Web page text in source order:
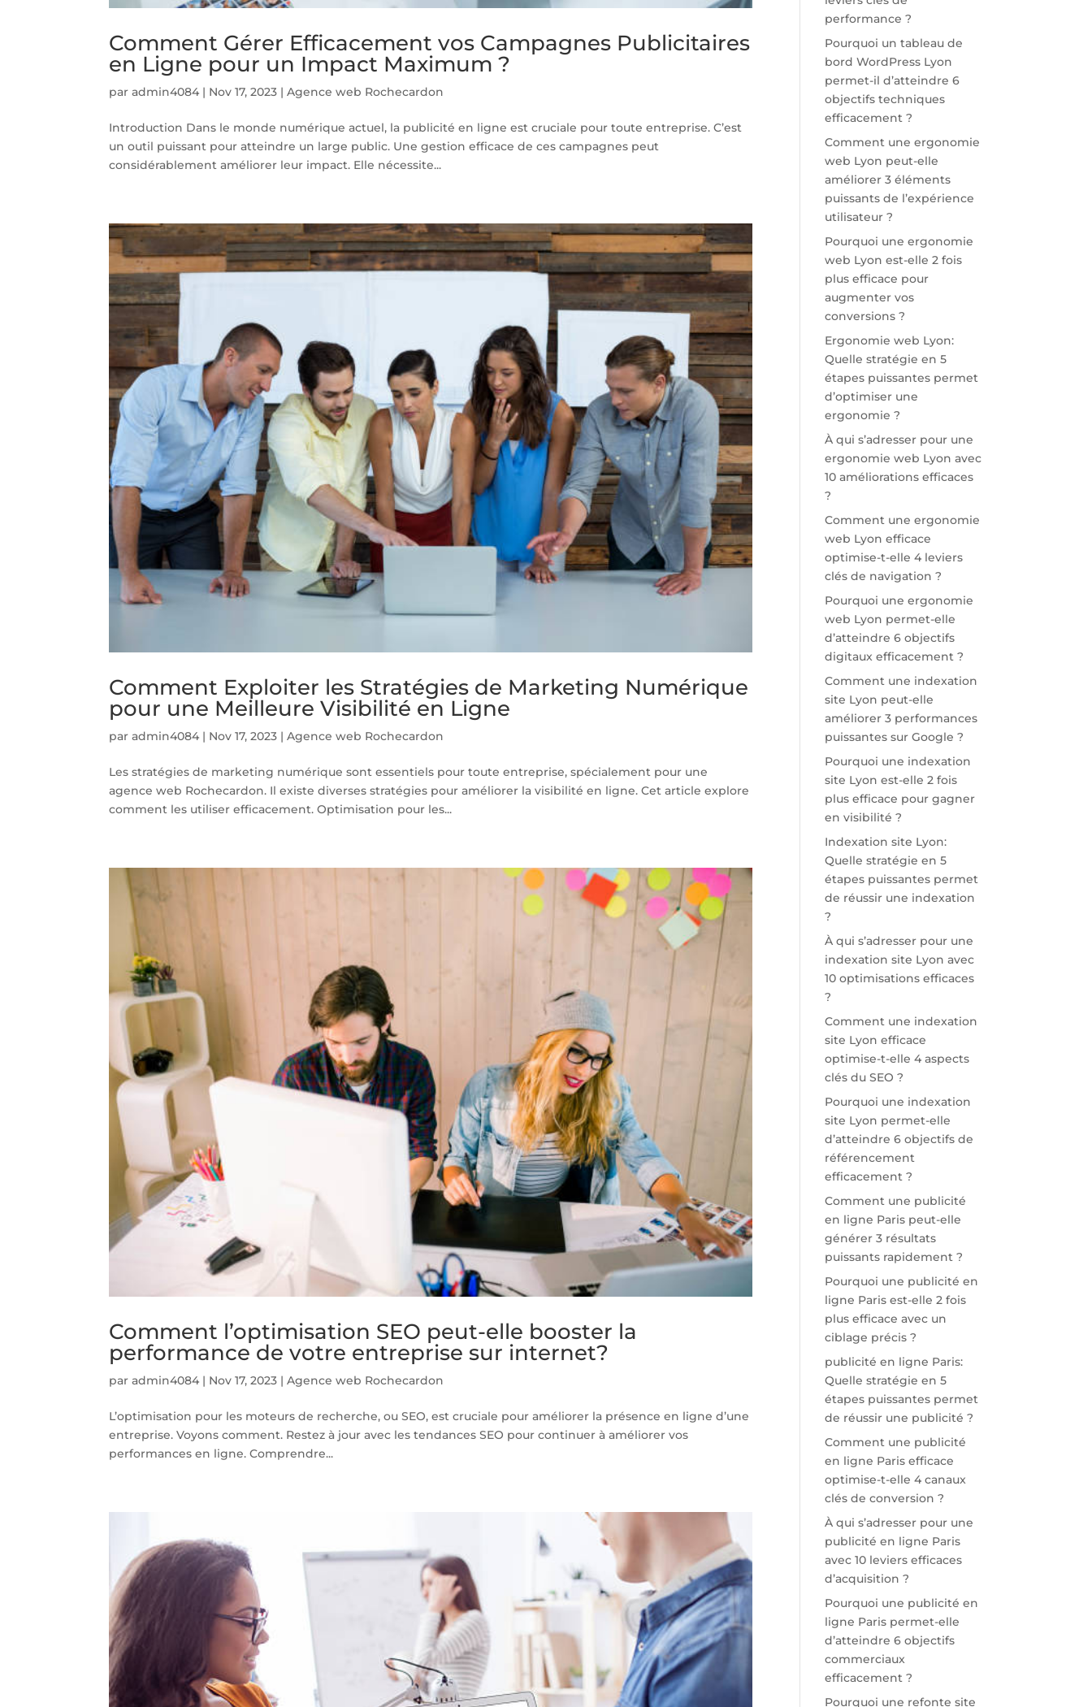
Comment Gérer Efficacement vos Campagnes Publicitaires
en Ligne pour un Impact Maximum ?
paradmin4084 | Nov 17, 2023 |Agence web Rochecardon
Introduction Dans le monde numérique actuel, la publicité en ligne est cruciale pour toute entreprise. C’est
un outil puissant pour atteindre un large public. Une gestion efficace de ces campagnes peut
considérablement améliorer leur impact. Elle nécessite...
Comment Exploiter les Stratégies de Marketing Numérique
pour une Meilleure Visibilité en Ligne
paradmin4084 | Nov 17, 2023 |Agence web Rochecardon
Les stratégies de marketing numérique sont essentiels pour toute entreprise, spécialement pour une
agence web Rochecardon. Il existe diverses stratégies pour améliorer la visibilité en ligne. Cet article explore
comment les utiliser efficacement. Optimisation pour les...
Comment l’optimisation SEO peut-elle booster la
performance de votre entreprise sur internet?
paradmin4084 | Nov 17, 2023 |Agence web Rochecardon
L’optimisation pour les moteurs de recherche, ou SEO, est cruciale pour améliorer la présence en ligne d’une
entreprise. Voyons comment. Restez à jour avec les tendances SEO pour continuer à améliorer vos
performances en ligne. Comprendre...
performance ?
Pourquoi un tableau de
bord WordPress Lyon
permet-il d’atteindre 6
objectifs techniques
efficacement ?
Comment une ergonomie
web Lyon peut-elle
améliorer 3 éléments
puissants de l’expérience
utilisateur ?
Pourquoi une ergonomie
web Lyon est-elle 2 fois
plus efficace pour
augmenter vos
conversions ?
Ergonomie web Lyon:
Quelle stratégie en 5
étapes puissantes permet
d’optimiser une
ergonomie ?
À qui s’adresser pour une
ergonomie web Lyon avec
10 améliorations efficaces
?
Comment une ergonomie
web Lyon efficace
optimise-t-elle 4 leviers
clés de navigation ?
Pourquoi une ergonomie
web Lyon permet-elle
d’atteindre 6 objectifs
digitaux efficacement ?
Comment une indexation
site Lyon peut-elle
améliorer 3 performances
puissantes sur Google ?
Pourquoi une indexation
site Lyon est-elle 2 fois
plus efficace pour gagner
en visibilité ?
Indexation site Lyon:
Quelle stratégie en 5
étapes puissantes permet
de réussir une indexation
?
À qui s’adresser pour une
indexation site Lyon avec
10 optimisations efficaces
?
Comment une indexation
site Lyon efficace
optimise-t-elle 4 aspects
clés du SEO ?
Pourquoi une indexation
site Lyon permet-elle
d’atteindre 6 objectifs de
référencement
efficacement ?
Comment une publicité
en ligne Paris peut-elle
générer 3 résultats
puissants rapidement ?
Pourquoi une publicité en
ligne Paris est-elle 2 fois
plus efficace avec un
ciblage précis ?
publicité en ligne Paris:
Quelle stratégie en 5
étapes puissantes permet
de réussir une publicité ?
Comment une publicité
en ligne Paris efficace
optimise-t-elle 4 canaux
clés de conversion ?
À qui s’adresser pour une
publicité en ligne Paris
avec 10 leviers efficaces
d’acquisition ?
Pourquoi une publicité en
ligne Paris permet-elle
d’atteindre 6 objectifs
commerciaux
efficacement ?
Pourquoi une refonte site